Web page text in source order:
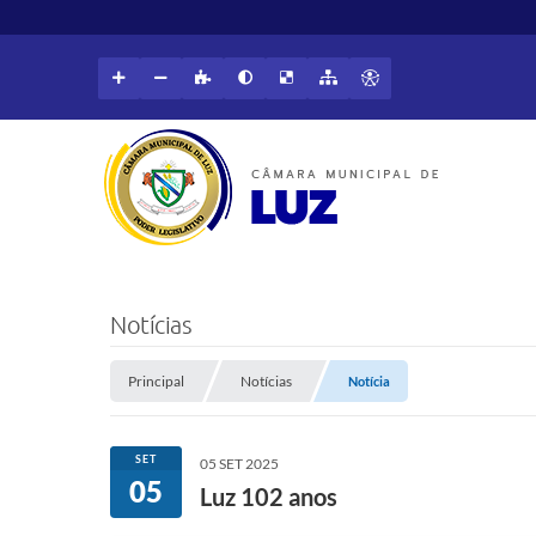
Notícias
Principal Notícias Notícia
SET
05
05 SET 2025
Luz 102 anos